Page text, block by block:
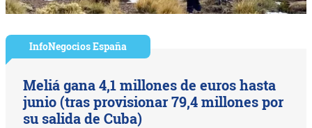
InfoNegocios España
Meliá gana 4,1 millones de euros hasta
junio (tras provisionar 79,4 millones por
su salida de Cuba)